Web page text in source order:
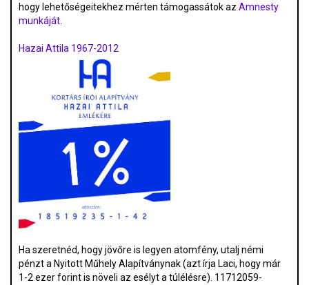
hogy lehetőségeitekhez mérten támogassátok az Amnesty
munkáját.
Hazai Attila 1967-2012
Ha szeretnéd, hogy jövőre is legyen atomfény, utalj némi
pénzt a Nyitott Műhely Alapítványnak (azt írja Laci, hogy már
1-2 ezer forint is növeli az esélyt a túlélésre). 11712059-